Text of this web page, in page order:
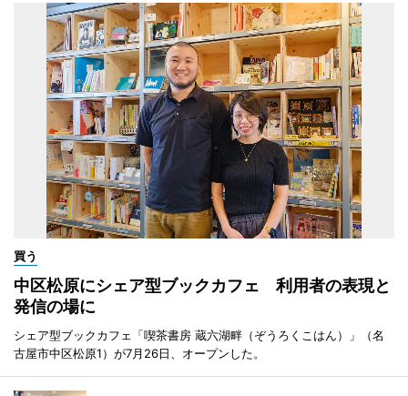
買う
中区松原にシェア型ブックカフェ 利用者の表現と
発信の場に
シェア型ブックカフェ「喫茶書房 蔵六湖畔（ぞうろくこはん）」（名
古屋市中区松原1）が7月26日、オープンした。